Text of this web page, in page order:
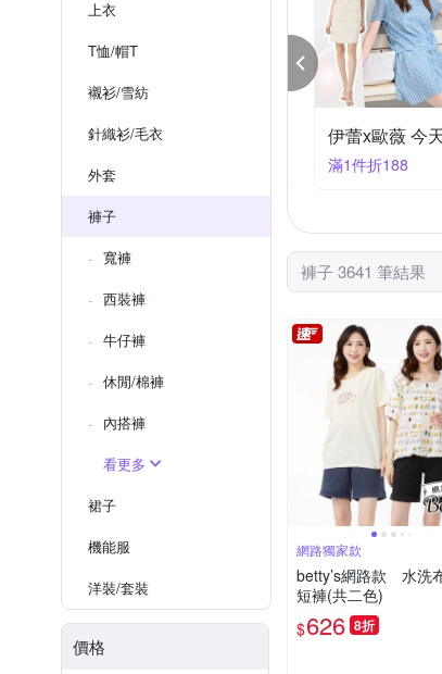
上衣
T恤/帽T
襯衫/雪紡
針織衫/毛衣
外套
褲子
寬褲
西裝褲
牛仔褲
休閒/棉褲
內搭褲
看更多
裙子
機能服
洋裝/套裝
價格
夏日人氣系列 任1件79折 伊蕾x歐薇 今
滿1件折188
褲子 3641 筆結果
網路獨家款
betty’s網路款 水洗
短褲(共二色)
$626 8折